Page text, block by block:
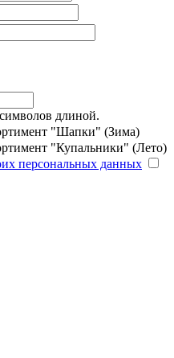
длиной.
"Шапки" (Зима)
"Купальники" (Лето)
персональных данных